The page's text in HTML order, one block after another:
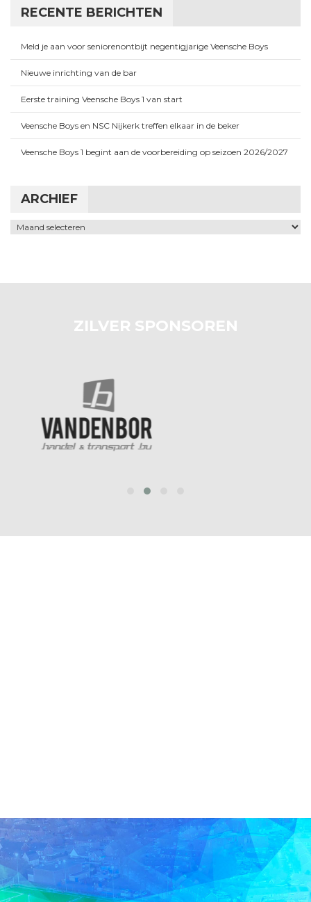
RECENTE BERICHTEN
Meld je aan voor seniorenontbijt negentigjarige Veensche Boys
Nieuwe inrichting van de bar
Eerste training Veensche Boys 1 van start
Veensche Boys en NSC Nijkerk treffen elkaar in de beker
Veensche Boys 1 begint aan de voorbereiding op seizoen 2026/2027
ARCHIEF
Archief
ZILVER SPONSOREN
prev